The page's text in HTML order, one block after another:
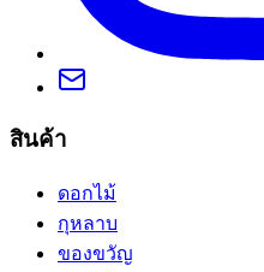
สินค้า
ดอกไม้
กุหลาบ
ของขวัญ